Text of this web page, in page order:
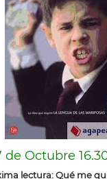
de Octubre
lectura: Qué me